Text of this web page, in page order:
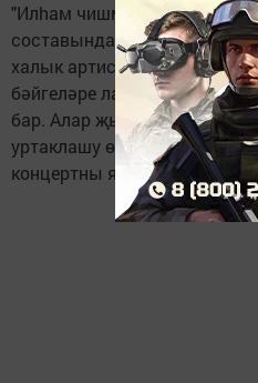
"Илhам чишмәсе" төбәкара
составында безнең
халык артисты Зөhрә
бәйгеләре лауреатлары
бар. Алар җырлау
уртаклашу өстенә матур
концертны ямьләделәр.